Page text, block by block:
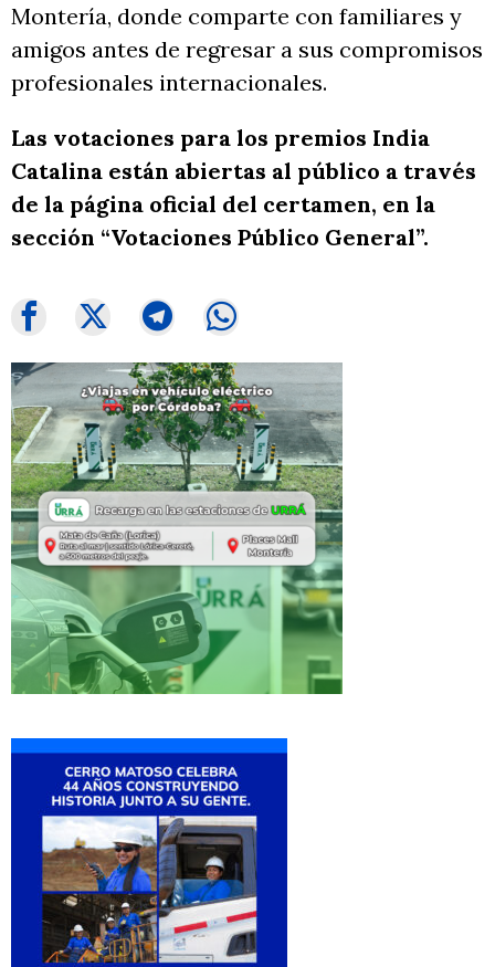
Montería, donde comparte con familiares y
amigos antes de regresar a sus compromisos
profesionales internacionales.
Las votaciones para los premios India
Catalina están abiertas al público a través
de la página oficial del certamen, en la
sección “Votaciones Público General”.